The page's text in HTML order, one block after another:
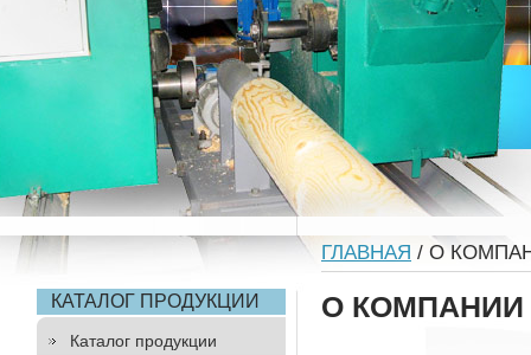
КАТАЛОГ ПРОДУКЦИИ
Каталог продукции
ГЛАВНАЯ / О
О КОМПАНИИ